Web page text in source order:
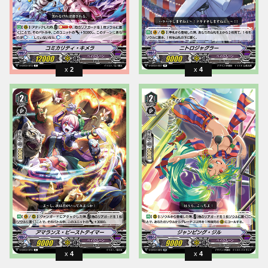
2 4
4 4